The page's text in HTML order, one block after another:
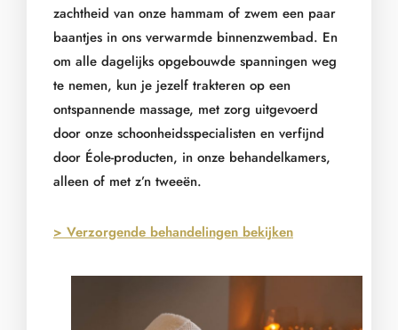
zachtheid van onze hammam of zwem een paar
baantjes in ons verwarmde binnenzwembad. En
om alle dagelijks opgebouwde spanningen weg
te nemen, kun je jezelf trakteren op een
ontspannende massage, met zorg uitgevoerd
door onze schoonheidsspecialisten en verfijnd
door Éole-producten, in onze behandelkamers,
alleen of met z’n tweeën.
> Verzorgende behandelingen bekijken